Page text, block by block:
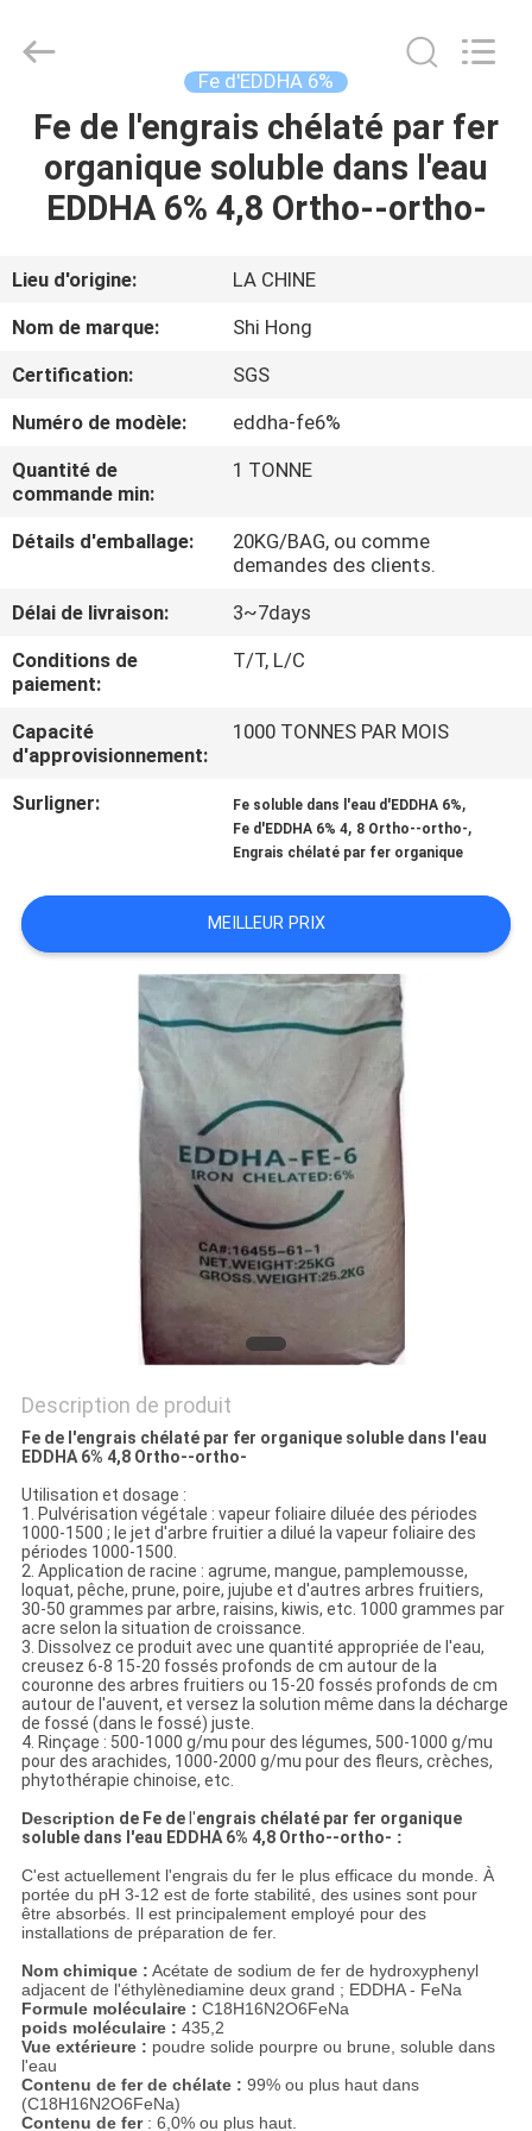
MAISON
PRODUITS
VIDÉOS
SUJET
DE
NOUS
VISITE
CONTRÔLE
DE
QUALITÉ
CONTACTEZ-
DEMANDEZ
CITATION
POLITIQUE
CONFIDENTIALITÉ
Shihong
Technology
Reserved.
Fe d'EDDHA 6%
Fe de l'engrais chélaté par fer
organique soluble dans l'eau
EDDHA 6% 4,8 Ortho--ortho-
Lieu d'origine:
LA CHINE
Nom de marque:
Shi Hong
Certification:
SGS
Numéro de modèle:
eddha-fe6%
Quantité de
commande min:
1 TONNE
Détails d'emballage:
20KG/BAG, ou comme
demandes des clients.
Délai de livraison:
3~7days
Conditions de
paiement:
T/T, L/C
Capacité
d'approvisionnement:
1000 TONNES PAR MOIS
Surligner: Fe soluble dans l'eau d'EDDHA 6%,
Fe d'EDDHA 6% 4, 8 Ortho--ortho-,
Engrais chélaté par fer organique
MEILLEUR PRIX
Description de produit
Fe de l'engrais chélaté par fer organique soluble dans l'eau
EDDHA 6% 4,8 Ortho--ortho-
Utilisation et dosage :
1. Pulvérisation végétale : vapeur foliaire diluée des périodes
1000-1500 ; le jet d'arbre fruitier a dilué la vapeur foliaire des
périodes 1000-1500.
2. Application de racine : agrume, mangue, pamplemousse,
loquat, pêche, prune, poire, jujube et d'autres arbres fruitiers,
30-50 grammes par arbre, raisins, kiwis, etc. 1000 grammes par
acre selon la situation de croissance.
3. Dissolvez ce produit avec une quantité appropriée de l'eau,
creusez 6-8 15-20 fossés profonds de cm autour de la
couronne des arbres fruitiers ou 15-20 fossés profonds de cm
autour de l'auvent, et versez la solution même dans la décharge
de fossé (dans le fossé) juste.
4. Rinçage : 500-1000 g/mu pour des légumes, 500-1000 g/mu
pour des arachides, 1000-2000 g/mu pour des fleurs, crèches,
phytothérapie chinoise, etc.
Description de Fe del'engrais chélaté par fer organique
soluble dans l'eau EDDHA 6% 4,8 Ortho--ortho- :
C'est actuellement l'engrais du fer le plus efficace du monde. À
portée du pH 3-12 est de forte stabilité, des usines sont pour
être absorbés. Il est principalement employé pour des
installations de préparation de fer.
Nom chimique : Acétate de sodium de fer de hydroxyphenyl
adjacent de l'éthylènediamine deux grand ; EDDHA - FeNa
Formule moléculaire : C18H16N2O6FeNa
poids moléculaire : 435,2
Vue extérieure : poudre solide pourpre ou brune, soluble dans
l'eau
Contenu de fer de chélate : 99% ou plus haut dans
(C18H16N2O6FeNa)
Contenu de fer: 6,0% ou plus haut.